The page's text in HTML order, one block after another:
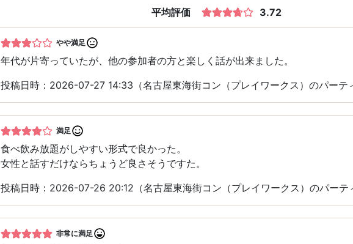
平均評価 3.72
やや満足
年代が片寄っていたが、他の参加者の方と楽しく話が出来ました。
投稿日時：2026-07-27 14:33（名古屋東海街コン（プレイワークス）のパーテ
満足
食べ飲み放題がしやすい形式で良かった。
女性と話すだけならちょうど良さそうですた。
投稿日時：2026-07-26 20:12（名古屋東海街コン（プレイワークス）のパーテ
非常に満足